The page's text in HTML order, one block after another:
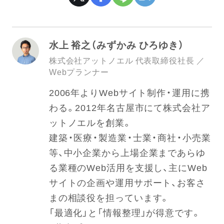
水上 裕之（みずかみ ひろゆき）
株式会社アットノエル 代表取締役社長 ／
Webプランナー
2006年よりWebサイト制作・運用に携
わる。2012年名古屋市にて株式会社ア
ットノエルを創業。
建築・医療・製造業・士業・商社・小売業
等、中小企業から上場企業まであらゆ
る業種のWeb活用を支援し、主にWeb
サイトの企画や運用サポート、お客さ
まの相談役を担っています。
「最適化」と「情報整理」が得意です。